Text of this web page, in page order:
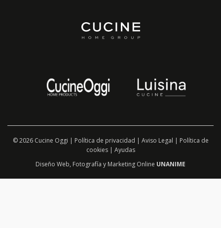
© 2026 Cucine Oggi | Política de privacidad | Aviso Legal | Política de
cookies| Ayudas
Diseño Web, Fotografía y Marketing Online UNANIME